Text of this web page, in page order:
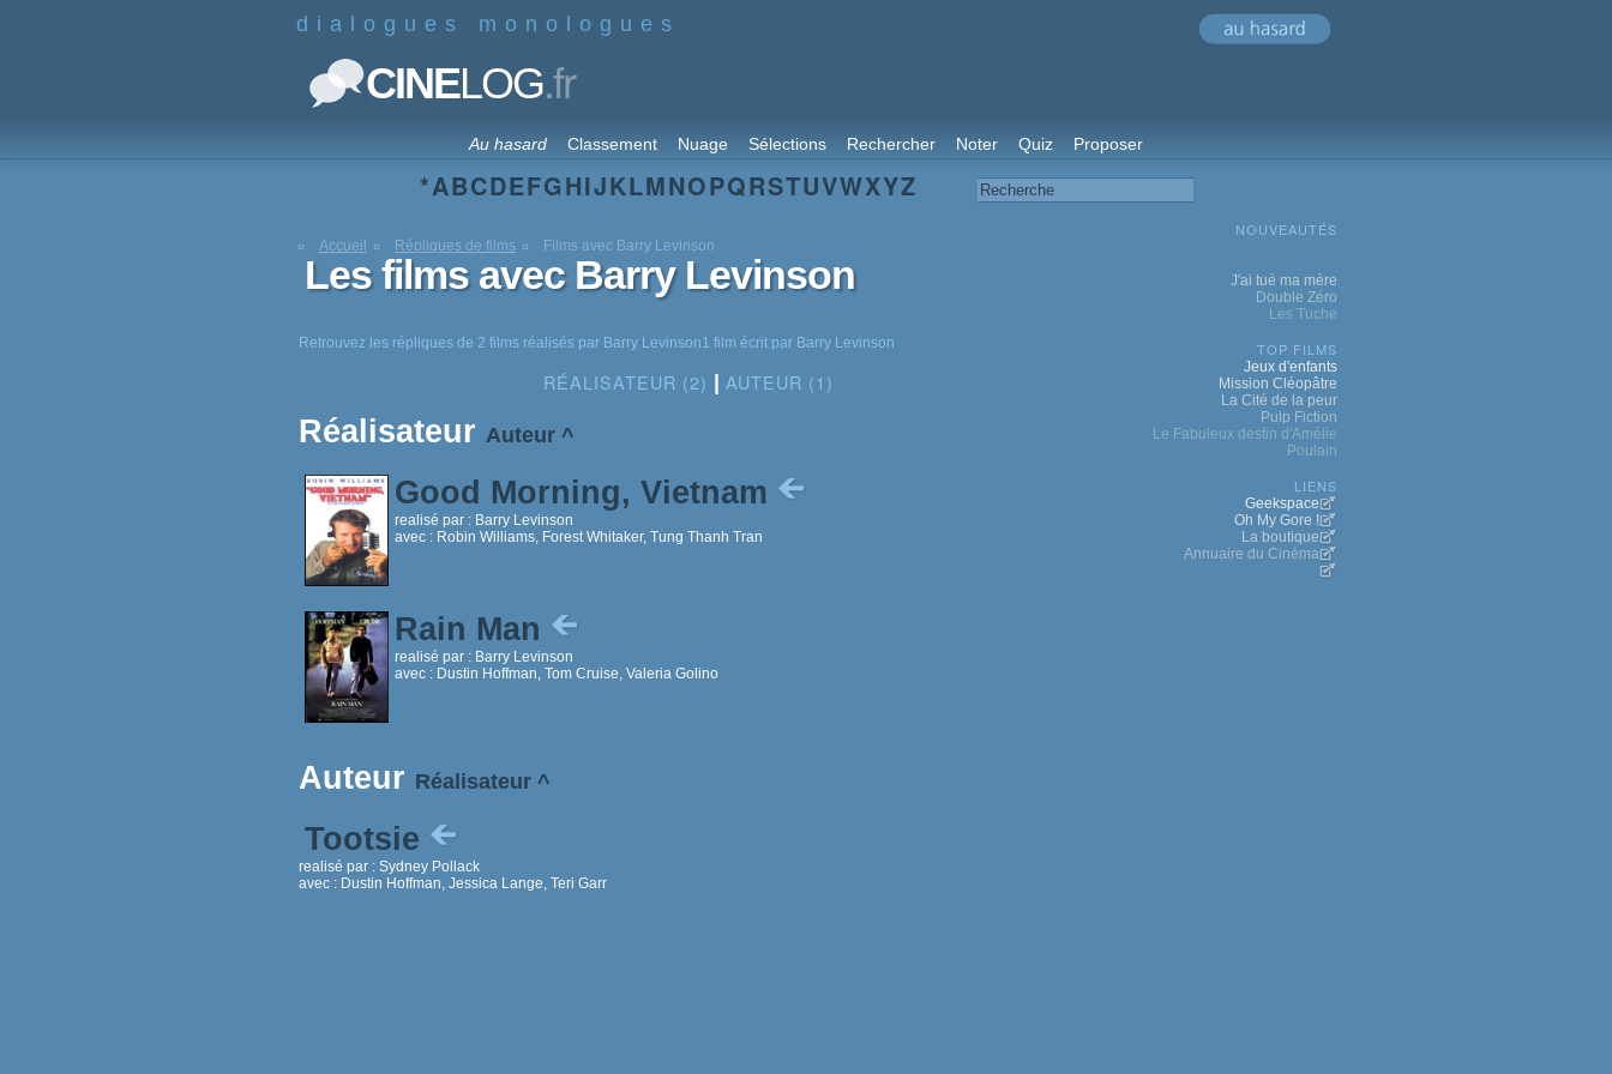
dialogues monologues
CINELOG.fr
Au hasard Classement Nuage Sélections Rechercher Noter Quiz Proposer
*ABCDEFGHIJKLMNOPQRSTUVWXYZ
Accueil Répliques de films Films avec Barry Levinson
Les films avec Barry Levinson
Retrouvez les répliques de 2 films réalisés par Barry Levinson1 film écrit par Barry Levinson
RÉALISATEUR (2) | AUTEUR (1)
Réalisateur Auteur ^
Good Morning, Vietnam
realisé par : Barry Levinson
avec : Robin Williams, Forest Whitaker, Tung Thanh Tran
Rain Man
realisé par : Barry Levinson
avec : Dustin Hoffman, Tom Cruise, Valeria Golino
Auteur Réalisateur ^
Tootsie
realisé par : Sydney Pollack
avec : Dustin Hoffman, Jessica Lange, Teri Garr
NOUVEAUTÉS
J'ai tué ma mère
Double Zéro
Les Tuche
TOP FILMS
Jeux d'enfants
Mission Cléopâtre
La Cité de la peur
Pulp Fiction
Le Fabuleux destin d'Amélie
Poulain
LIENS
Geekspace
Oh My Gore !
La boutique
Annuaire du Cinéma